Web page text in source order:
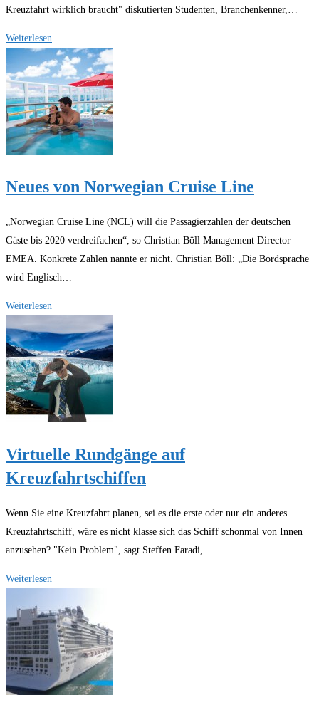
Kreuzfahrt wirklich braucht" diskutierten Studenten, Branchenkenner,…
Weiterlesen
Nachwuchs
für
die
Kreuzfahrtbranche
gesucht
Neues von Norwegian Cruise Line
„Norwegian Cruise Line (NCL) will die Passagierzahlen der deutschen
Gäste bis 2020 verdreifachen“, so Christian Böll Management Director
EMEA. Konkrete Zahlen nannte er nicht. Christian Böll: „Die Bordsprache
wird Englisch…
Weiterlesen
Norwegian
Cruise
Line
Virtuelle Rundgänge auf
Kreuzfahrtschiffen
Wenn Sie eine Kreuzfahrt planen, sei es die erste oder nur ein anderes
Kreuzfahrtschiff, wäre es nicht klasse sich das Schiff schonmal von Innen
anzusehen? "Kein Problem", sagt Steffen Faradi,…
Weiterlesen
auf
Kreuzfahrtschiffen